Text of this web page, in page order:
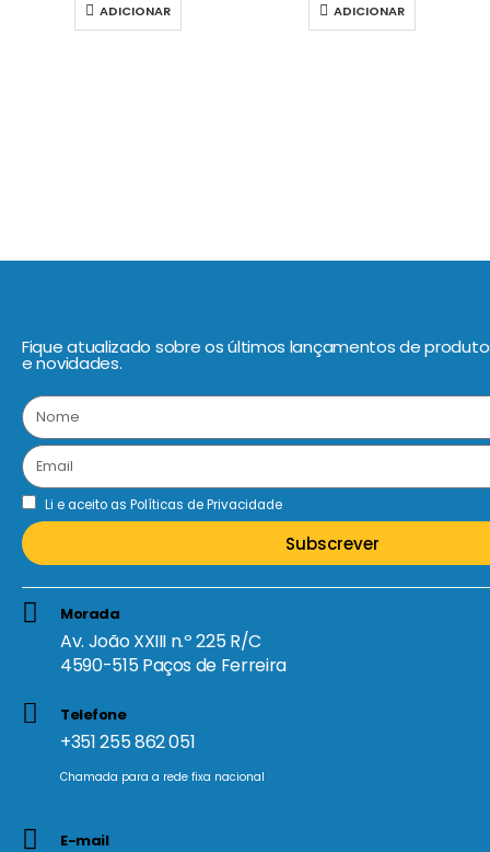
ADICIONAR ADICIONAR
Fique atualizado sobre os últimos lançamentos de
e novidades.
Li e aceito as Políticas de Privacidade
Subscrever
Morada
Av. João XXIII n.º 225 R/C
4590-515 Paços de Ferreira
Telefone
+351 255 862 051
Chamada para a rede fixa nacional
E-mail